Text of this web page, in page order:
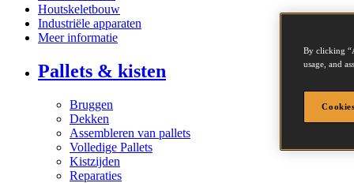
Houtskeletbouw
Industriële apparaten
Meer informatie
Pallets & kisten
Bruggen
Dekken
Assembleren van pallets
Volledige Pallets
Kistzijden
Reparaties
By clicking
usage, and